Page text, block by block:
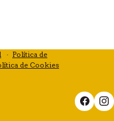
· Política de
de Cookies